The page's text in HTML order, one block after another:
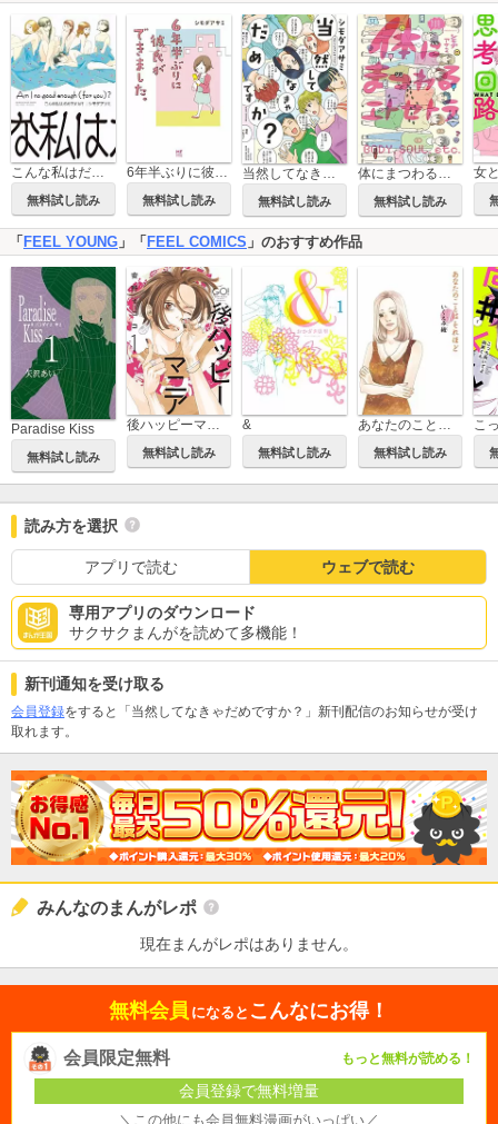
こんな私はだめですか？
無料試し読み
6年半ぶりに彼氏ができました。
無料試し読み
当然してなきゃだめですか？【単話】
無料試し読み
体にまつわるエトセトラ
無料試し読み
「 FEEL YOUNG 」「 FEEL COMICS 」のおすすめ作品
Paradise Kiss
無料試し読み
後ハッピーマニア
無料試し読み
&
無料試し読み
あなたのことはそれほど
無料試し読み
読み方を選択
アプリで読む ウェブで読む
専用アプリのダウンロード
サクサクまんがを読めて多機能！
新刊通知を受け取る
会員登録をすると「当然してなきゃだめですか？」新刊配信のお知らせが受け
取れます。
みんなのまんがレポ
現在まんがレポはありません。
無料会員 になると こんなにお得！
会員限定無料 もっと無料が読める！
会員登録で無料増量
＼この他にも会員無料漫画がいっぱい／